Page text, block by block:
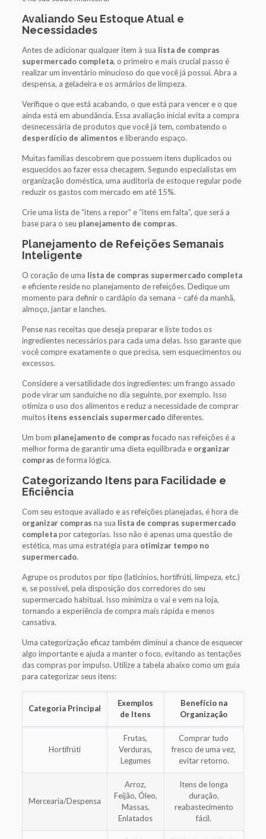
Avaliando Seu Estoque Atual e
Necessidades
Antes de adicionar qualquer item à sua lista de compras
supermercado completa, o primeiro e mais crucial passo é
realizar um inventário minucioso do que você já possui. Abra a
despensa, a geladeira e os armários de limpeza.
Verifique o que está acabando, o que está para vencer e o que
ainda está em abundância. Essa avaliação inicial evita a compra
desnecessária de produtos que você já tem, combatendo o
desperdício de alimentos e liberando espaço.
Muitas famílias descobrem que possuem itens duplicados ou
esquecidos ao fazer essa checagem. Segundo especialistas em
organização doméstica, uma auditoria de estoque regular pode
reduzir os gastos com mercado em até 15%.
Crie uma lista de “itens a repor” e “itens em falta”, que será a
base para o seu planejamento de compras.
Planejamento de Refeições Semanais
Inteligente
O coração de uma lista de compras supermercado completa
e eficiente reside no planejamento de refeições. Dedique um
momento para definir o cardápio da semana – café da manhã,
almoço, jantar e lanches.
Pense nas receitas que deseja preparar e liste todos os
ingredientes necessários para cada uma delas. Isso garante que
você compre exatamente o que precisa, sem esquecimentos ou
excessos.
Considere a versatilidade dos ingredientes: um frango assado
pode virar um sanduíche no dia seguinte, por exemplo. Isso
otimiza o uso dos alimentos e reduz a necessidade de comprar
muitos itens essenciais supermercadodiferentes.
Um bom planejamento de comprasfocado nas refeições é a
melhor forma de garantir uma dieta equilibrada e organizar
compras de forma lógica.
Categorizando Itens para Facilidade e
Eficiência
Com seu estoque avaliado e as refeições planejadas, é hora de
organizar compras na sua lista de compras supermercado
completapor categorias. Isso não é apenas uma questão de
estética, mas uma estratégia para otimizar tempo no
supermercado.
Agrupe os produtos por tipo (laticínios, hortifrúti, limpeza, etc.)
e, se possível, pela disposição dos corredores do seu
supermercado habitual. Isso minimiza o vai e vem na loja,
tornando a experiência de compra mais rápida e menos
cansativa.
Uma categorização eficaz também diminui a chance de esquecer
algo importante e ajuda a manter o foco, evitando as tentações
das compras por impulso. Utilize a tabela abaixo como um guia
para categorizar seus itens:
Categoria Principal
Exemplos
de Itens
Benefício na
Organização
Hortifrúti
Frutas,
Verduras,
Legumes
Comprar tudo
fresco de uma vez,
evitar retorno.
Mercearia/Despensa
Arroz,
Feijão, Óleo,
Massas,
Enlatados
Itens de longa
duração,
reabastecimento
fácil.